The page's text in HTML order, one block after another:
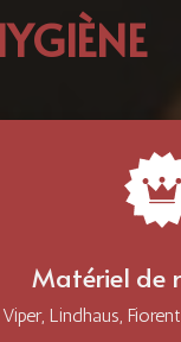
Matériel de
Viper, Lindhaus,